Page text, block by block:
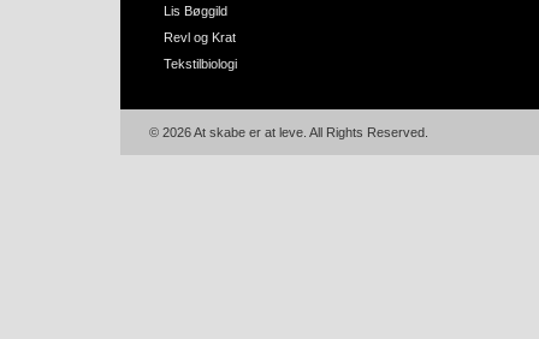
Lis Bøggild
Revl og Krat
Tekstilbiologi
© 2026 At skabe er at leve. All Rights Reserved.